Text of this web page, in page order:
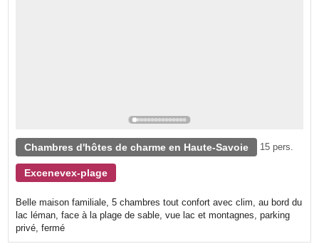
Chambres d'hôtes de charme en Haute-Savoie 15 pers.
Excenevex-plage
Belle maison familiale, 5 chambres tout confort avec clim, au bord du
lac léman, face à la plage de sable, vue lac et montagnes, parking
privé, fermé